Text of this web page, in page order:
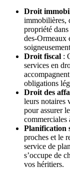
Droit
immobilières,
propriété
des-Ormeaux
Droit fiscal :
services en
obligations
Droit des
leurs notaires
pour assurer
commerciales
Planification
proches et le
service de
s’occupe de
vos héritiers.